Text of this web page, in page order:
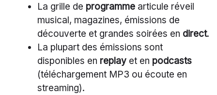
La grille de programme articule réveil
musical, magazines, émissions de
découverte et grandes soirées en direct.
La plupart des émissions sont
disponibles en replay et en podcasts
(téléchargement MP3 ou écoute en
streaming).